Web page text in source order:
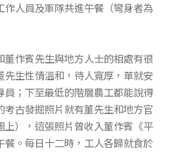
人員及軍隊共進午餐（彎身者為
作賓先生與地方人士的相處有很
生性情溫和，待人寬厚，單就安
；下至最低的階層農工都能說得
古發掘照片就有董先生和地方官
上），這張照片曾收入董作賓《平
。每日十二時，工人各歸就食於